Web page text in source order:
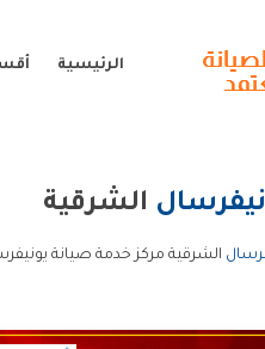
الرئيسية
الشرقية
الشرقية مركز خدمة صيانة